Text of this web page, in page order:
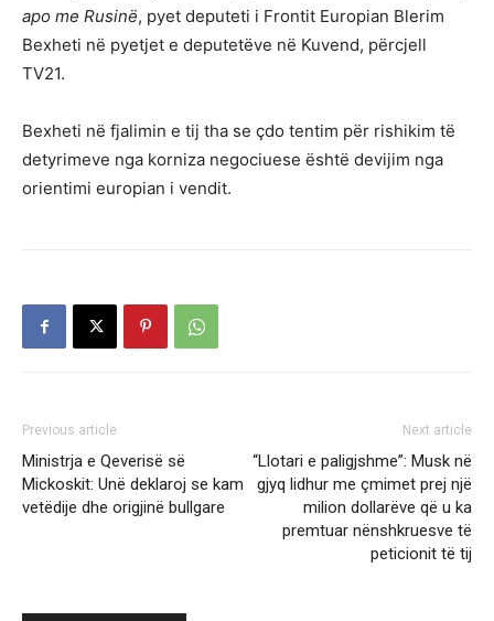
apo me Rusinë, pyet deputeti i Frontit Europian Blerim
Bexheti në pyetjet e deputetëve në Kuvend, përcjell
TV21.
Bexheti në fjalimin e tij tha se çdo tentim për rishikim të
detyrimeve nga korniza negociuese është devijim nga
orientimi europian i vendit.
Previous article
Ministrja e Qeverisë së
Mickoskit: Unë deklaroj se kam
vetëdije dhe origjinë bullgare
Next article
“Llotari e paligjshme”: Musk në
gjyq lidhur me çmimet prej një
milion dollarëve që u ka
premtuar nënshkruesve të
peticionit të tij